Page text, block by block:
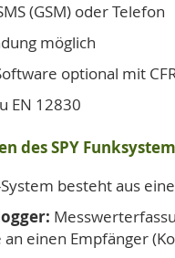
(GSM) oder Telefon
möglich
optional mit
EN 12830
des SPY
System besteht aus
an einen Empfänger